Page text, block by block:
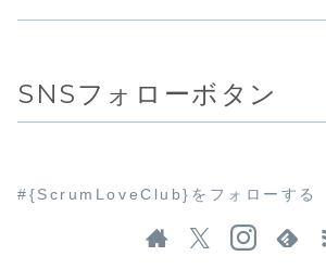
SNSフォローボタン
#{ScrumLoveClub}をフォローする